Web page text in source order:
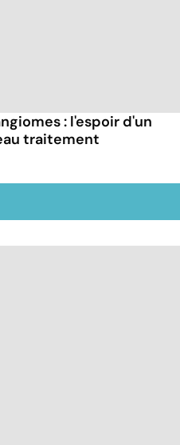
: l'espoir d'un
traitement